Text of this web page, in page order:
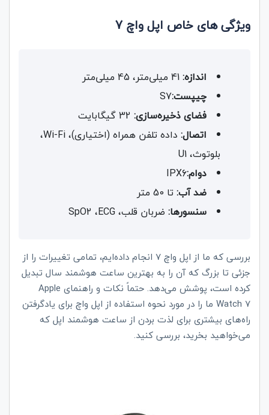
ویژگی‌ های خاص اپل واچ 7
اندازه:
چیپست:S7
فضای ذخیره‌سازی:
اتصال: داده تلفن همراه (اختیاری)،Wi-Fi،
بلوتوث،U1
دوام:IPX6
ضد آب:تا 50 متر
سنسورها: ضربان قلب،ECG، SpO2
بررسی که ما از اپل واچ 7 انجام داده‌ایم، تمامی تغییرات را از
جزئی تا بزرگ که آن را به بهترین ساعت هوشمند سال تبدیل
کرده است، پوشش می‌دهد. حتماً نکات و راهنمای Apple
Watch 7 ما را در مورد نحوه استفاده از اپل واچ برای یادگرفتن
راه‌های بیشتری برای لذت بردن از ساعت هوشمند اپل که
می‌خواهید بخرید، بررسی کنید.